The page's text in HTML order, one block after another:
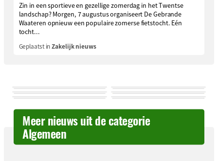
Zin in een sportieve en gezellige zomerdag in het Twentse
landschap? Morgen, 7 augustus organiseert De Gebrande
Waateren opnieuw een populaire zomerse fietstocht. Eén
tocht...
Geplaatst inZakelijk nieuws
Meer nieuws uit de categorie
Algemeen